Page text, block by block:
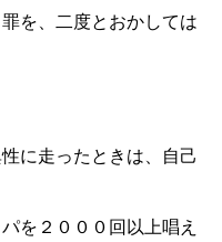
を、二度とおかしては
に走ったときは、自己
を２０００回以上唱え